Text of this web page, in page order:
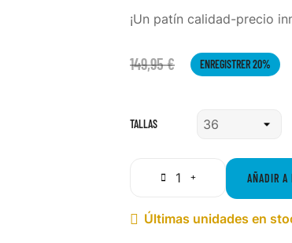
¡Un patín calidad-precio
149,95 € ENREGISTRER 20%
TALLAS
AÑADIR A
 Últimas unidades en